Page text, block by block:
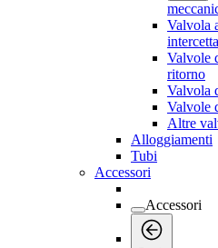
Valvola
Valvole
ritorno
Valvola
Valvole
Altre
Alloggiamenti
Tubi
Accessori
Accessori